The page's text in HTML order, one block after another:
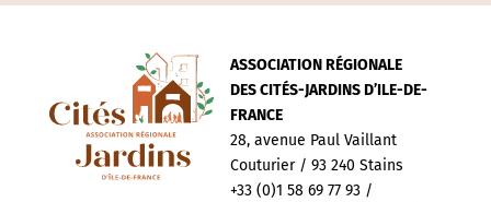
ASSOCIATION RÉGIONALE
DES CITÉS-JARDINS D’ILE-DE-
FRANCE
28, avenue Paul Vaillant
Couturier / 93 240 Stains
+33 (0)1 58 69 77 93 /